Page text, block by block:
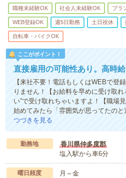
職種未経験OK 社会人未経験OK ブラ
WEB登録OK 週5日勤務 土日祝休
自転車・バイクOK
ここがポイント！
直接雇用の可能性あり。高時
【来社不要！電話もしくはWEBで
りません！【お給料を早めに受け取
い”で受け取れちゃいますよ！【職場
始めてみたら「雰囲気が思ってたの
つづきを見る
勤務地
香川県仲多度郡
塩入駅から車6分
曜日頻度 月～金